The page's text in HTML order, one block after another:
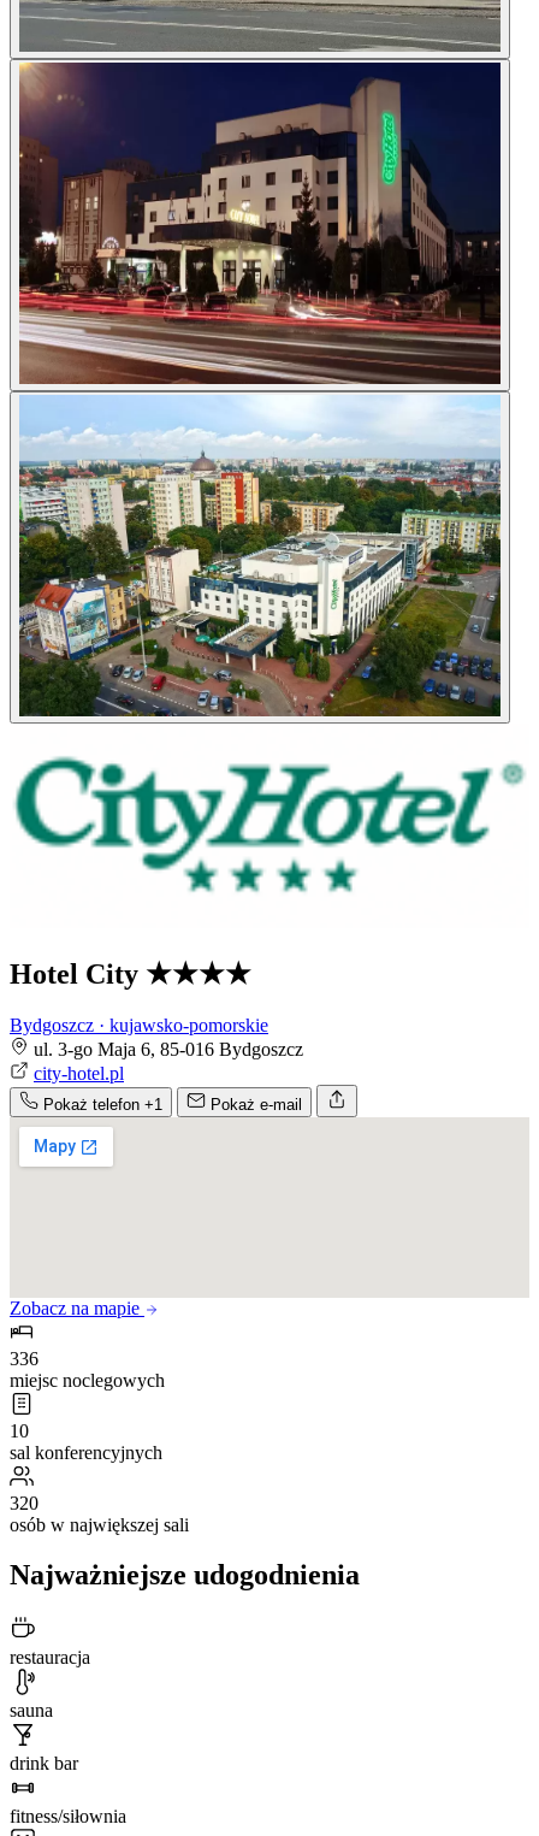
Hotel City ★★★★
Bydgoszcz · kujawsko-pomorskie
ul. 3-go Maja 6, 85-016 Bydgoszcz
city-hotel.pl
Pokaż telefon +1 Pokaż e-mail
Zobacz na mapie
336
miejsc noclegowych
10
sal konferencyjnych
320
osób w największej sali
Najważniejsze udogodnienia
restauracja
sauna
drink bar
fitness/siłownia